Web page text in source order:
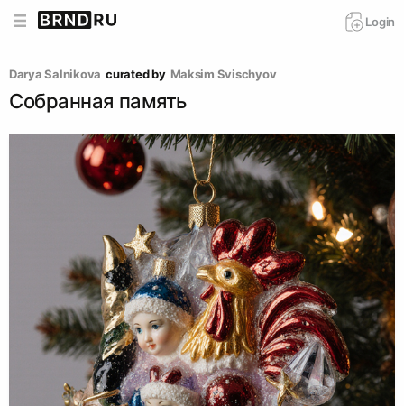
Login
Darya Salnikova curated by Maksim Svischyov
Собранная память